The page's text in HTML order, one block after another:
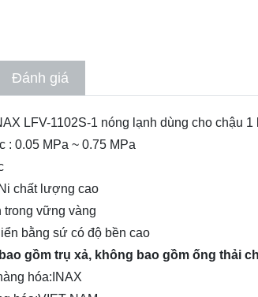
Đánh giá
LFV-1102S-1 nóng lạnh dùng cho chậu
: 0.05 MPa ~ 0.75 MPa
chất lượng cao
trong vững vàng
bằng sứ có độ bền cao
gồm trụ xả, không bao gồm ống thải
hóa:INAX